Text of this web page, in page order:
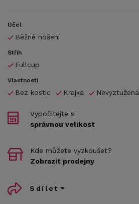
Účel
Běžné nošení
Střih
Fullcup
Vlastnosti
Bez kostic Krajka Nevyztužená
Vypočítejte si
správnou velikost
Kde můžete vyzkoušet?
Zobrazit prodejny
Sdílet